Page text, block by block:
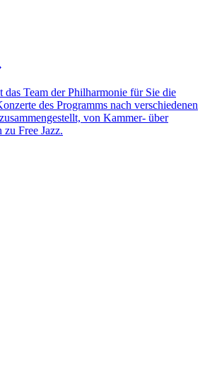
das Team der Philharmonie für Sie die
des Programms nach verschiedenen
von Kammer- über
Free Jazz.